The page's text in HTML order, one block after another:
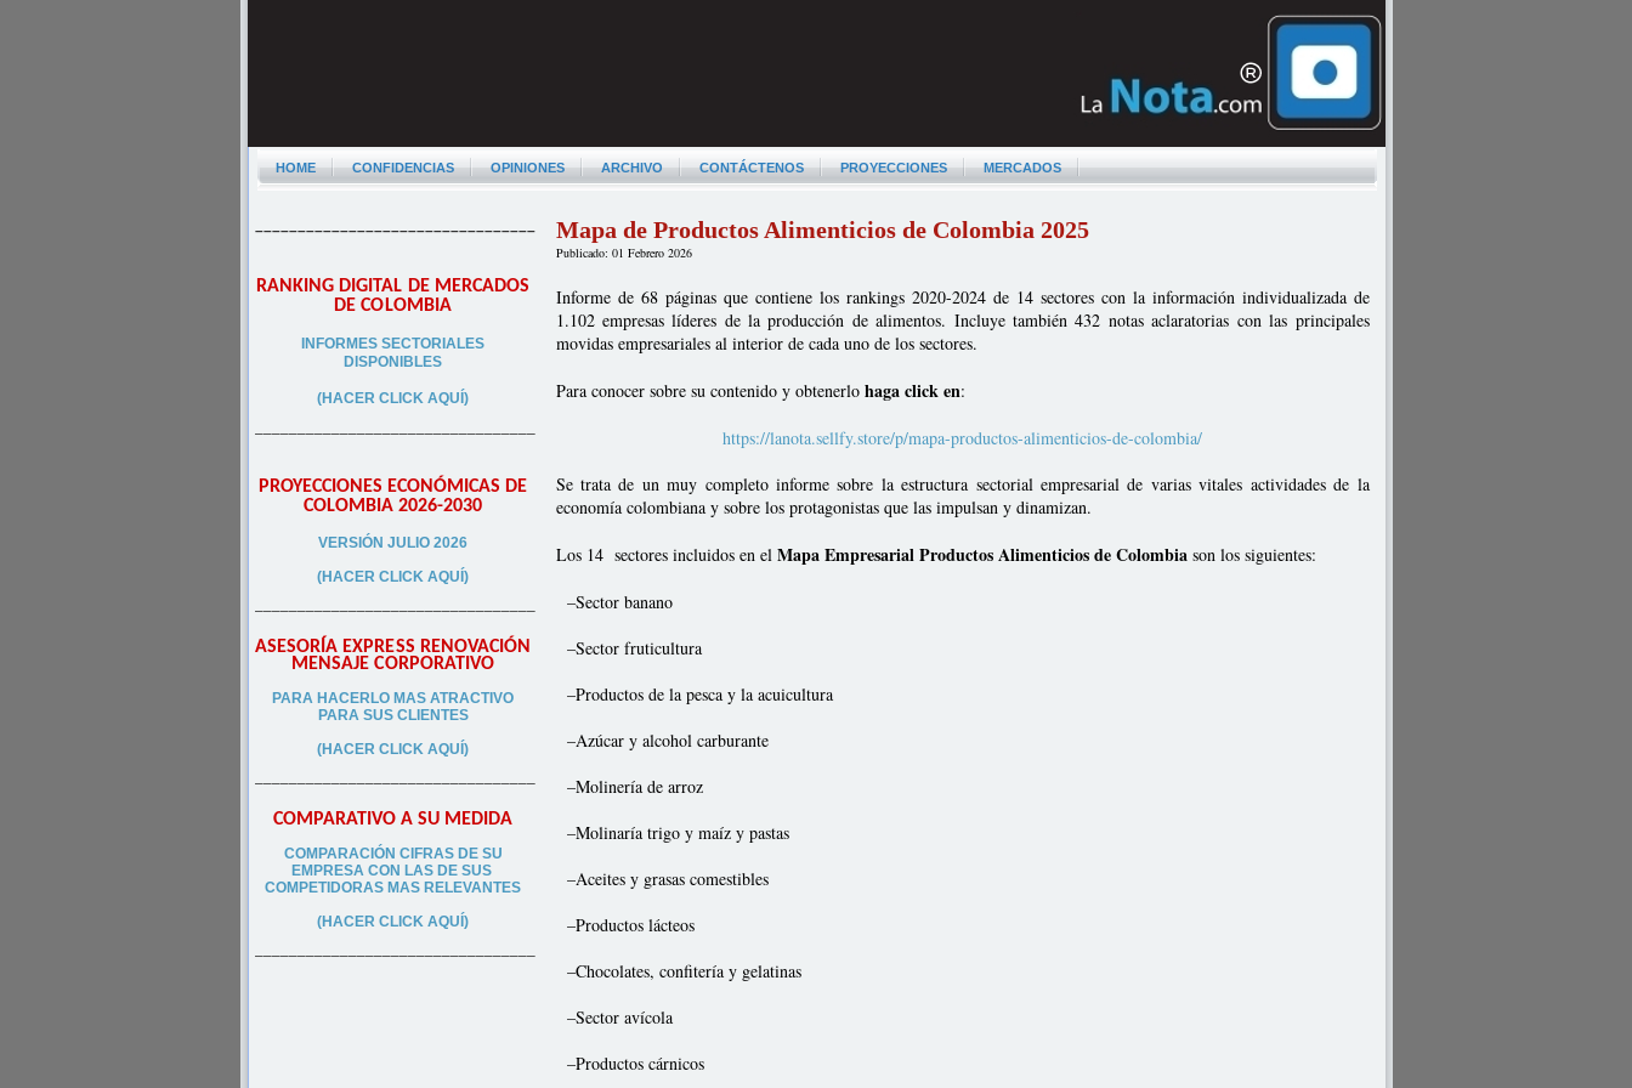
HOME CONFIDENCIAS OPINIONES ARCHIVO CONTÁCTENOS PROYECCIONES MERCADOS
–––––––––––––––––––––––––––––––––
RANKING DIGITAL DE MERCADOS
DE COLOMBIA
INFORMES SECTORIALES
DISPONIBLES
(HACER CLICK AQUÍ)
–––––––––––––––––––––––––––––––––
PROYECCIONES ECONÓMICAS DE
COLOMBIA 2026-2030
VERSIÓN JULIO 2026
(HACER CLICK AQUÍ)
–––––––––––––––––––––––––––––––––
ASESORÍA EXPRESS RENOVACIÓN
MENSAJE CORPORATIVO
PARA HACERLO MAS ATRACTIVO
PARA SUS CLIENTES
(HACER CLICK AQUÍ)
–––––––––––––––––––––––––––––––––
COMPARATIVO A SU MEDIDA
COMPARACIÓN CIFRAS DE SU
EMPRESA CON LAS DE SUS
COMPETIDORAS MAS RELEVANTES
(HACER CLICK AQUÍ)
–––––––––––––––––––––––––––––––––
Mapa de Productos Alimenticios de Colombia 2025
Publicado: 01 Febrero 2026
Informe de 68 páginas que contiene los rankings 2020-2024 de 14 sectores con la información individualizada de
1.102 empresas líderes de la producción de alimentos. Incluye también 432 notas aclaratorias con las principales
movidas empresariales al interior de cada uno de los sectores.
Para conocer sobre su contenido y obtenerlo haga click en:
https://lanota.sellfy.store/p/mapa-productos-alimenticios-de-colombia/
Se trata de un muy completo informe sobre la estructura sectorial empresarial de varias vitales actividades de la
economía colombiana y sobre los protagonistas que las impulsan y dinamizan.
Los 14 sectores incluidos en el Mapa Empresarial Productos Alimenticios de Colombiason los siguientes:
–Sector banano
–Sector fruticultura
–Productos de la pesca y la acuicultura
–Azúcar y alcohol carburante
–Molinería de arroz
–Molinaría trigo y maíz y pastas
–Aceites y grasas comestibles
–Productos lácteos
–Chocolates, confitería y gelatinas
–Sector avícola
–Productos cárnicos